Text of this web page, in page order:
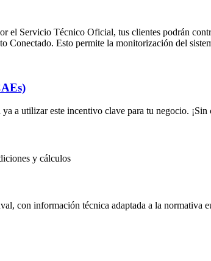
Servicio Técnico Oficial, tus clientes podrán
Conectado. Esto permite la monitorización del
a utilizar este incentivo clave para tu negocio.
y cálculos
con información técnica adaptada a la normativa